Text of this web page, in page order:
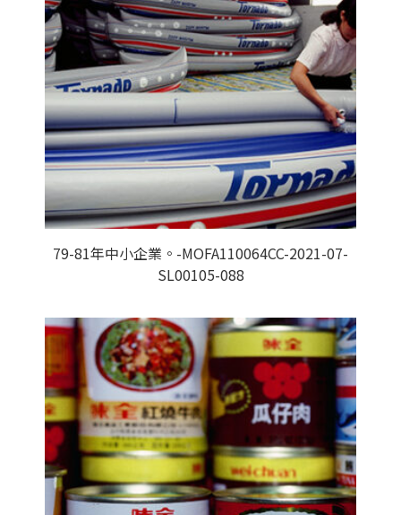
79-81年中小企業。-MOFA110064CC-2021-07-
SL00105-088